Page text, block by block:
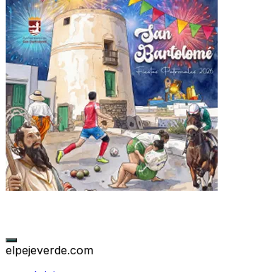
elpejeverde.com